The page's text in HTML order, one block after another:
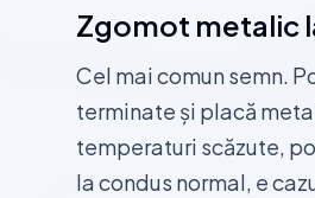
Zgomot metalic
Cel mai comun semn.
terminate și placă
temperaturi scăzute,
la condus normal, e